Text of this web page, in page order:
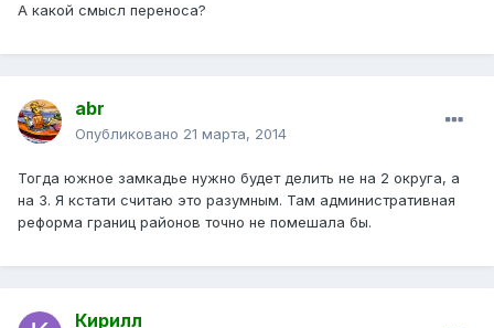
А какой смысл переноса?
abr
Опубликовано 21 марта, 2014
Тогда южное замкадье нужно будет делить не на 2 округа, а
на 3. Я кстати считаю это разумным. Там административная
реформа границ районов точно не помешала бы.
Кирилл